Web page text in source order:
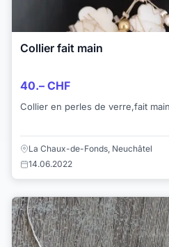
Collier fait main
40.– CHF
Collier en perles de verre,fait main
La Chaux-de-Fonds, Neuchâtel
14.06.2022